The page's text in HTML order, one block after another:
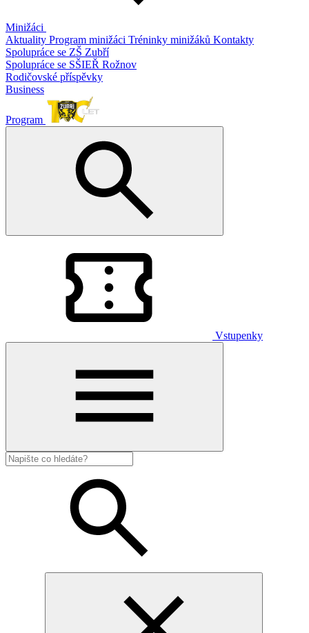
Minižáci
Aktuality Program minižáci Tréninky minižáků Kontakty
Spolupráce se ZŠ Zubří
Spolupráce se SŠIEŘ Rožnov
Rodičovské příspěvky
Business
Program
Vstupenky